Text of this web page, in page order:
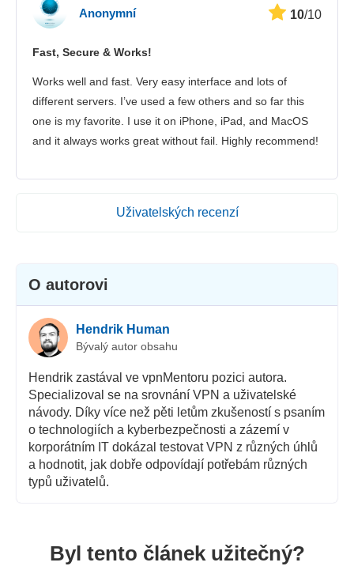
Anonymní 10/10
Fast, Secure & Works!
Works well and fast. Very easy interface and lots of
different servers. I’ve used a few others and so far this
one is my favorite. I use it on iPhone, iPad, and MacOS
and it always works great without fail. Highly recommend!
Uživatelských recenzí
O autorovi
Hendrik Human
Bývalý autor obsahu
Hendrik zastával ve vpnMentoru pozici autora.
Specializoval se na srovnání VPN a uživatelské
návody. Díky více než pěti letům zkušeností s psaním
o technologiích a kyberbezpečnosti a zázemí v
korporátním IT dokázal testovat VPN z různých úhlů
a hodnotit, jak dobře odpovídají potřebám různých
typů uživatelů.
Byl tento článek užitečný?